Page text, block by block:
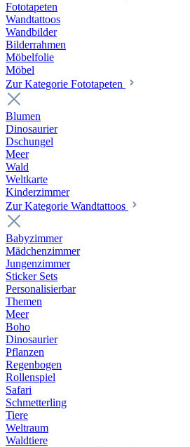
Fototapeten
Wandtattoos
Wandbilder
Bilderrahmen
Möbelfolie
Möbel
Zur Kategorie Fototapeten
Blumen
Dinosaurier
Dschungel
Meer
Wald
Weltkarte
Kinderzimmer
Zur Kategorie Wandtattoos
Babyzimmer
Mädchenzimmer
Jungenzimmer
Sticker Sets
Personalisierbar
Themen
Meer
Boho
Dinosaurier
Pflanzen
Regenbogen
Rollenspiel
Safari
Schmetterling
Tiere
Weltraum
Waldtiere